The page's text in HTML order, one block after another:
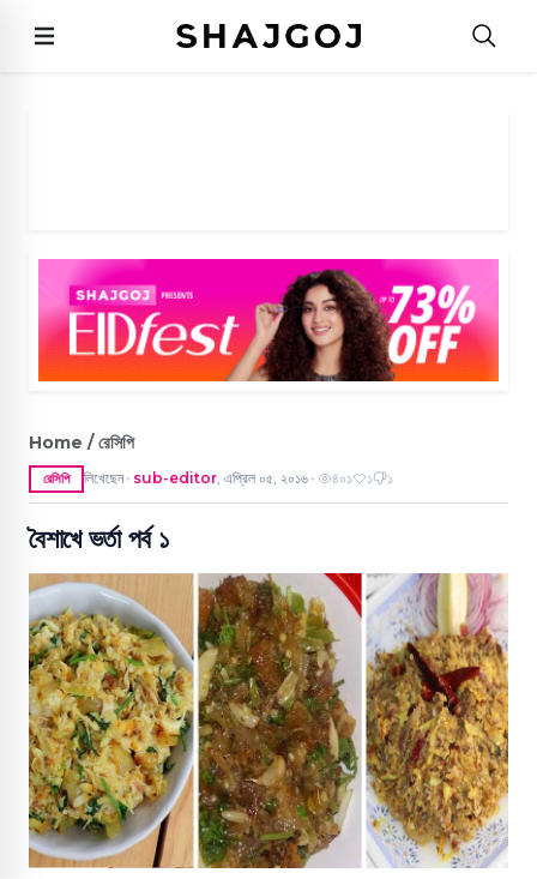
Home / রেসিপি
রেসিপি লিখেছেন ● sub-editor, এপ্রিল ০৫, ২০১৬ ● ৪০১ ১ ১
বৈশাখে ভর্তা পর্ব ১